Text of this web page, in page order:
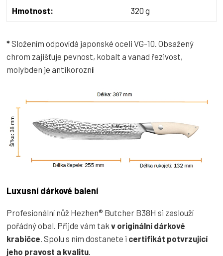
Hmotnost: 320 g
*Složením odpovídá japonské oceli VG-10. Obsažený
chrom zajišťuje pevnost, kobalt a vanad řezivost,
molybden je antikorozní
Luxusní dárkové balení
Profesionální nůž Hezhen® Butcher B38H si zaslouží
pořádný obal. Přijde vám tak v originální dárkové
krabičce. Spolu s ním dostanete i certifikát potvrzující
jeho pravost a kvalitu.